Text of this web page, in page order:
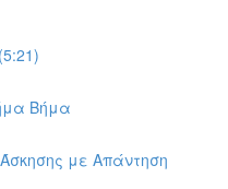
Βήμα
με Απάντηση